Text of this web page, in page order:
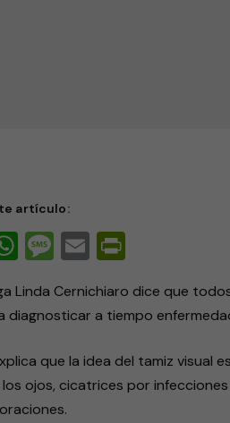
artículo:
WhatsApp
Message
Email
Linda Cernichiaro dice que
diagnosticar a tiempo
que la idea del tamiz visual
ojos, cicatrices por